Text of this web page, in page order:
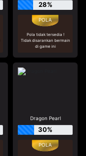
28%
Pola tidak tersedia !
Tidak disarankan bermain
di game ini
Dragon Pearl
30%